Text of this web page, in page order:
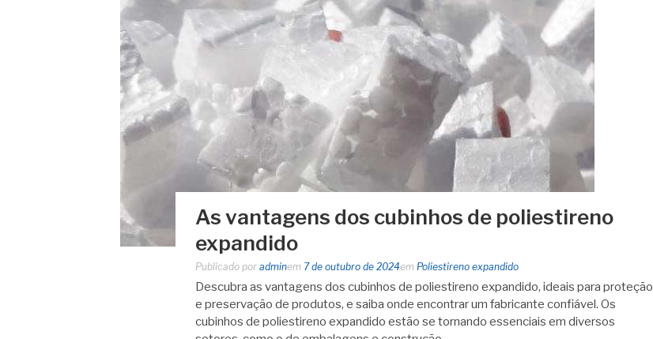
As vantagens dos cubinhos de poliestireno
expandido
Publicado por adminem 7 de outubro de 2024em Poliestireno expandido
Descubra as vantagens dos cubinhos de poliestireno expandido, ideais para proteção
e preservação de produtos, e saiba onde encontrar um fabricante confiável. Os
cubinhos de poliestireno expandido estão se tornando essenciais em diversos